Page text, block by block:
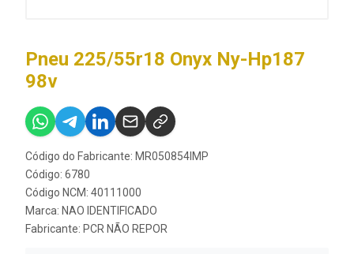
Pneu 225/55r18 Onyx Ny-Hp187
98v
Código do Fabricante: MR050854IMP
Código: 6780
Código NCM: 40111000
Marca: NAO IDENTIFICADO
Fabricante: PCR NÃO REPOR